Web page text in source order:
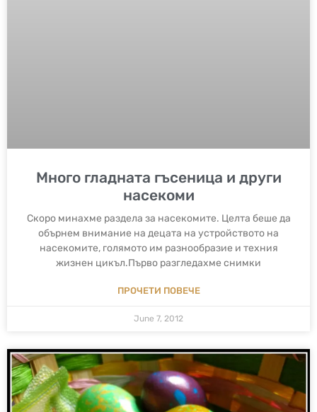
Много гладната гъсеница и други
насекоми
Скоро минахме раздела за насекомите. Целта беше да
обърнем внимание на децата на устройството на
насекомите, голямото им разнообразие и техния
жизнен цикъл.Първо разгледахме снимки
ПРОЧЕТИ ПОВЕЧЕ
June 7, 2012